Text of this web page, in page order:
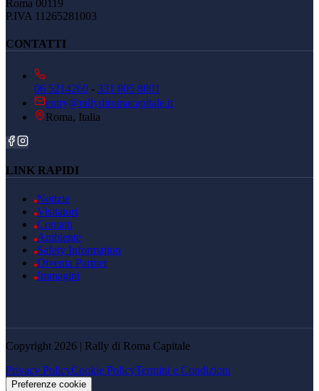
Roma 00119
P.IVA 11265281003
CONTATTI
06 5214260 - 331 805 8801
entry@rallydiromacapitale.it
Roma, Italia
LINK RAPIDI
Notizie
Visitatori
Contatti
Ambiente
Safety Information
Diventa Partner
Immagini
Copyright 2026 | Rally di Roma Capitale
Privacy PolicyCookie PolicyTermini e Condizioni
Preferenze cookie